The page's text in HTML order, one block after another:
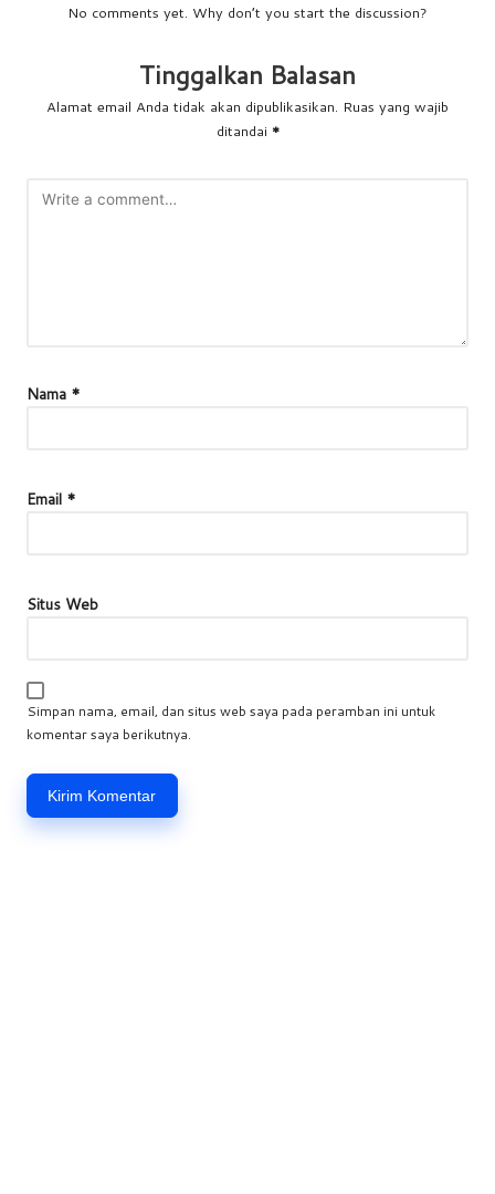
No comments yet. Why don’t you start the discussion?
Tinggalkan Balasan
Alamat email Anda tidak akan dipublikasikan. Ruas yang wajib
ditandai *
Nama *
Email *
Situs Web
Simpan nama, email, dan situs web saya pada peramban ini untuk
komentar saya berikutnya.